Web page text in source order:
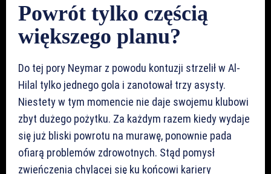
Powrót tylko częścią
większego planu?
Do tej pory Neymar z powodu kontuzji strzelił w Al-
Hilal tylko jednego gola i zanotował trzy asysty.
Niestety w tym momencie nie daje swojemu klubowi
zbyt dużego pożytku. Za każdym razem kiedy wydaje
się już bliski powrotu na murawę, ponownie pada
ofiarą problemów zdrowotnych. Stąd pomysł
zwieńczenia chylącej się ku końcowi kariery